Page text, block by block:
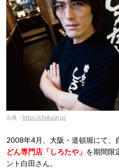
出典： https://chokaigi.jp/
2008年4月、大阪・道頓堀にて、
どん専門店「しろたや」 を期間限
ント白田さん。